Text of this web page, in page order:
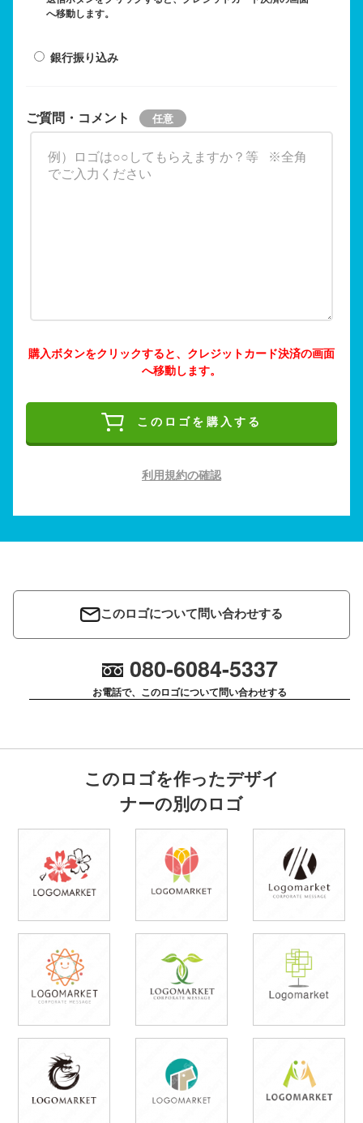
へ移動します。
銀行振り込み
ご質問・コメント
購入ボタンをクリックすると、クレジットカード決済の画面
へ移動します。
このロゴを購入する
利用規約の確認
このロゴについて問い合わせする
080-6084-5337
お電話で、このロゴについて問い合わせする
このロゴを作ったデザイ
ナーの別のロゴ